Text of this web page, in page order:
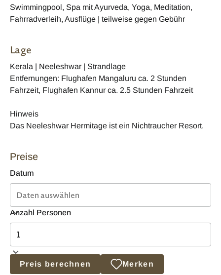
Swimmingpool, Spa mit Ayurveda, Yoga, Meditation,
Fahrradverleih, Ausflüge | teilweise gegen Gebühr
Lage
Kerala | Neeleshwar | Strandlage
Entfernungen: Flughafen Mangaluru ca. 2 Stunden
Fahrzeit, Flughafen Kannur ca. 2.5 Stunden Fahrzeit
Hinweis
Das Neeleshwar Hermitage ist ein Nichtraucher Resort.
Preise
Datum
Anzahl Personen
Preis berechnen Merken